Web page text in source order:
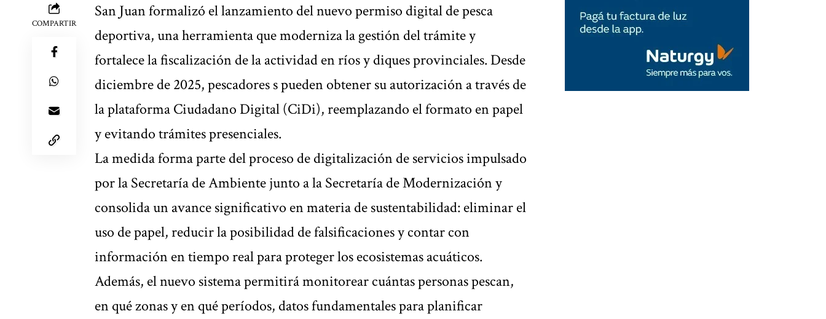
COMPARTIR
San Juan formalizó el lanzamiento del nuevo permiso digital de pesca
deportiva, una herramienta que moderniza la gestión del trámite y
fortalece la fiscalización de la actividad en ríos y diques provinciales. Desde
diciembre de 2025, pescadores s pueden obtener su autorización a través de
la plataforma Ciudadano Digital (CiDi), reemplazando el formato en papel
y evitando trámites presenciales.
La medida forma parte del proceso de digitalización de servicios impulsado
por la Secretaría de Ambiente junto a la Secretaría de Modernización y
consolida un avance significativo en materia de sustentabilidad: eliminar el
uso de papel, reducir la posibilidad de falsificaciones y contar con
información en tiempo real para proteger los ecosistemas acuáticos.
Además, el nuevo sistema permitirá monitorear cuántas personas pescan,
en qué zonas y en qué períodos, datos fundamentales para planificar